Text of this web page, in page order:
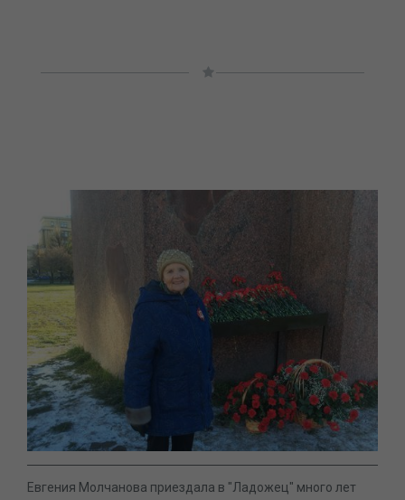
Евгения Молчанова приездала в "Ладожец" много лет